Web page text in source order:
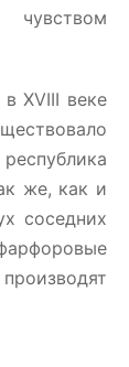
XVIII веке
же, как и
соседних